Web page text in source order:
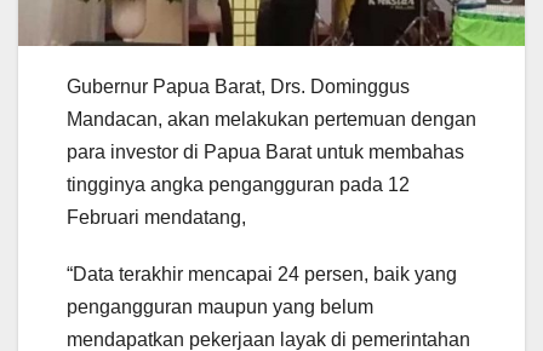
Gubernur Papua Barat, Drs. Dominggus
Mandacan, akan melakukan pertemuan dengan
para investor di Papua Barat untuk membahas
tingginya angka pengangguran pada 12
Februari mendatang,
“Data terakhir mencapai 24 persen, baik yang
pengangguran maupun yang belum
mendapatkan pekerjaan layak di pemerintahan